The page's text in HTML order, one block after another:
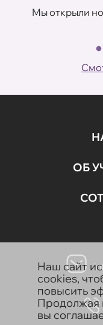
Мы открыли
ОБ
Наш сайт
cookies,
повысить
Продолжая
вы